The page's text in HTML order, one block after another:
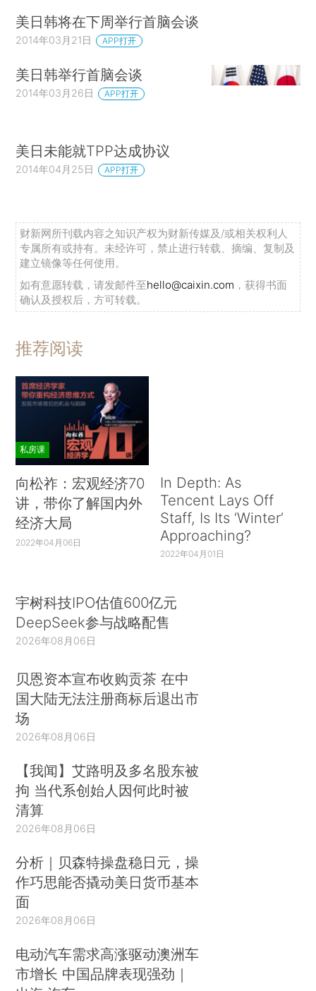
美日韩将在下周举行首脑会谈
2014年03月21日 APP打开
美日韩举行首脑会谈
2014年03月26日 APP打开
美日未能就TPP达成协议
2014年04月25日 APP打开
财新网所刊载内容之知识产权为财新传媒及/或相关权利人
专属所有或持有。未经许可，禁止进行转载、摘编、复制及
建立镜像等任何使用。
如有意愿转载，请发邮件至hello@caixin.com ，获得书面
确认及授权后，方可转载。
推荐阅读
私房课
向松祚：宏观经济70
讲，带你了解国内外
经济大局
2022年04月06日
In Depth: As
Tencent Lays Off
Staff, Is Its ‘Winter’
Approaching?
2022年04月01日
宇树科技IPO估值600亿元
DeepSeek参与战略配售
2026年08月06日
贝恩资本宣布收购贡茶 在中
国大陆无法注册商标后退出市
场
2026年08月06日
【我闻】艾路明及多名股东被
拘 当代系创始人因何此时被
清算
2026年08月06日
分析｜贝森特操盘稳日元，操
作巧思能否撬动美日货币基本
面
2026年08月06日
电动汽车需求高涨驱动澳洲车
市增长 中国品牌表现强劲｜